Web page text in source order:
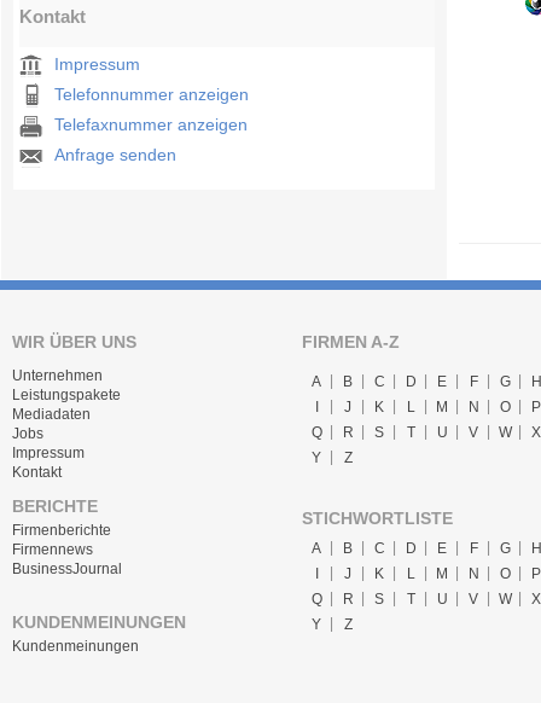
Kontakt
Impressum
Telefonnummer anzeigen
Telefaxnummer anzeigen
Anfrage senden
WIR ÜBER UNS
Unternehmen
Leistungspakete
Mediadaten
Jobs
Impressum
Kontakt
BERICHTE
Firmenberichte
Firmennews
BusinessJournal
KUNDENMEINUNGEN
Kundenmeinungen
FIRMEN A-Z
A B C D E F G
H
J K L M N O
P
Q
R S T U V W
X
Y
Z
STICHWORTLISTE
A B C D E F G
H
J K L M N O
P
Q
R S T U V W
X
Y
Z